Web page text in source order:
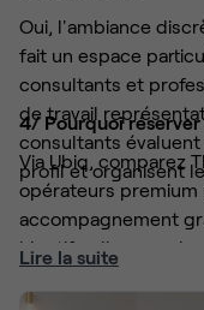
Oui, l'ambiance
fait un espace
consultants et
de travail
consultants
profil et organisent
4/ Pourquoi réserver
Via Ubiq, comparez
opérateurs premium
accompagnement
identifier l'espace le
Lire la suite